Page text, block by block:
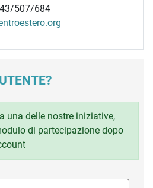
507/684
una delle nostre iniziative,
di partecipazione dopo